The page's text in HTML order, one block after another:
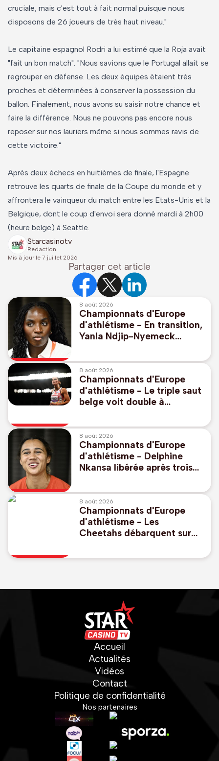
cruciale, mais c'est tout à fait normal puisque nous
disposons de 26 joueurs de très haut niveau."
Le capitaine espagnol Rodri a lui estimé que la Roja avait
"fait un bon match". "Nous savions que le Portugal allait se
regrouper en défense. Les deux équipes étaient très
proches et déterminées à conserver la possession du
ballon. Finalement, nous avons su saisir notre chance et
faire la différence. Nous ne pouvons pas encore nous
reposer sur nos lauriers même si nous sommes ravis de
cette victoire."
Après deux échecs en huitièmes de finale, l'Espagne
retrouve les quarts de finale de la Coupe du monde et y
affrontera le vainqueur du match entre les Etats-Unis et la
Belgique, dont le coup d'envoi sera donné mardi à 2h00
(heure belge) à Seattle.
Starcasinotv
Redaction
Mis à jour le 7 juillet 2026
Partager cet article
8 août 2026
Championnats d'Europe
d'athlétisme - En transition,
Yanla Ndjip-Nyemeck
"beaucoup de sérénité"
8 août 2026
Championnats d'Europe
d'athlétisme - Le triple saut
belge voit double à
Masson et Saliyya Guisse
8 août 2026
Championnats d'Europe
d'athlétisme - Delphine
Nkansa libérée après trois
plus de plafond!"
8 août 2026
Championnats d'Europe
d'athlétisme - Les
Cheetahs débarquent sur
conviction et des objectifs
Accueil
Actualités
Vidéos
Contact
Politique de confidentialité
Nos partenaires